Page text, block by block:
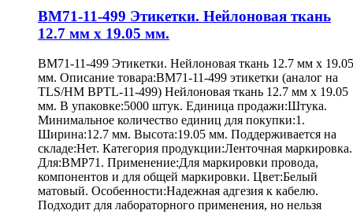
BM71-11-499 Этикетки. Нейлоновая ткань
12.7 мм х 19.05 мм.
BM71-11-499 Этикетки. Нейлоновая ткань 12.7 мм х 19.05
мм. Описание товара:BM71-11-499 этикетки (аналог на
TLS/HM BPTL-11-499) Нейлоновая ткань 12.7 мм х 19.05
мм. В упаковке:5000 штук. Единица продажи:Штука.
Минимальное количество единиц для покупки:1.
Ширина:12.7 мм. Высота:19.05 мм. Поддерживается на
складе:Нет. Категория продукции:Ленточная маркировка.
Для:BMP71. Применение:Для маркировки провода,
компонентов и для общей маркировки. Цвет:Белый
матовый. Особенности:Надежная адгезия к кабелю.
Подходит для лабораторного применения, но нельзя